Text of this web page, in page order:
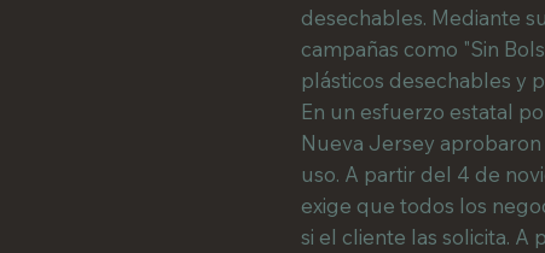
desechables. Mediante
campañas como "Sin
plásticos desechables y
En un esfuerzo estatal
Nueva Jersey
uso. A partir del 4 de
exige que todos los
si el cliente las solicita. A